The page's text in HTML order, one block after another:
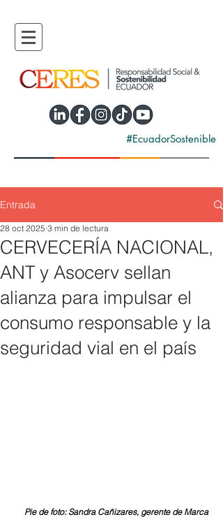
#EcuadorSostenible
Entrada
CERVECERÍA NACIONAL,
ANT y Asocerv sellan
alianza para impulsar el
consumo responsable y la
seguridad vial en el país
28 oct 2025 3 min de lectura
Pie de foto: Sandra Cañizares, gerente de Marca